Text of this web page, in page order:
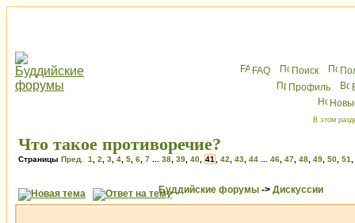
FAQ Поиск
Профиль
В этом
Что такое противоречие?
Страницы Пред. 1 2 3 4 5 6 7 38 39 40 41 42 43 44 46 47 48 49 50 51
Буддийские форумы -> Дискуссии